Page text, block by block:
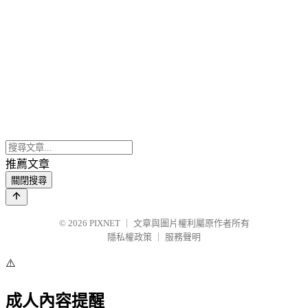
推薦文章
關閉搜尋
© 2026 PIXNET
文章與圖片權利屬原作者所有
隱私權政策
服務聲明
⚠️
成人內容提醒